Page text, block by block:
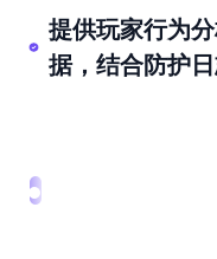
提供玩家行为
据，结合防护